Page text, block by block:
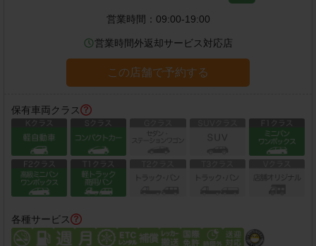
営業時間： 09:00-19:00
営業時間外返却サービス対応店
この店舗で予約する
保有車両クラス
各種サービス